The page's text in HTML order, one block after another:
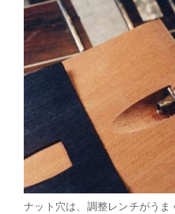
ナット穴は、調整レンチがうま